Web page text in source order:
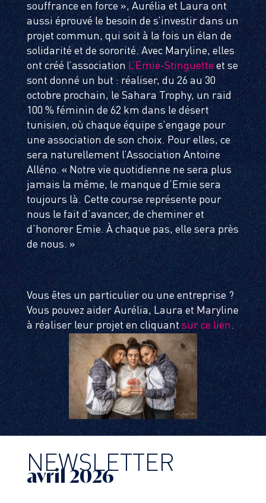
souffrance en force », Aurélia et Laura ont
aussi éprouvé le besoin de s’investir dans un
projet commun, qui soit à la fois un élan de
solidarité et de sororité. Avec Maryline, elles
ont créé l’association L’Emie-Stinguette et se
sont donné un but : réaliser, du 26 au 30
octobre prochain, le Sahara Trophy, un raid
100 % féminin de 62 km dans le désert
tunisien, où chaque équipe s’engage pour
une association de son choix. Pour elles, ce
sera naturellement l’Association Antoine
Alléno. « Notre vie quotidienne ne sera plus
jamais la même, le manque d’Emie sera
toujours là. Cette course représente pour
nous le fait d’avancer, de cheminer et
d’honorer Emie. À chaque pas, elle sera près
de nous. »
Vous êtes un particulier ou une entreprise ?
Vous pouvez aider Aurélia, Laura et Maryline
à réaliser leur projet en cliquantsur ce lien.
NEWSLETTER
avril 2026